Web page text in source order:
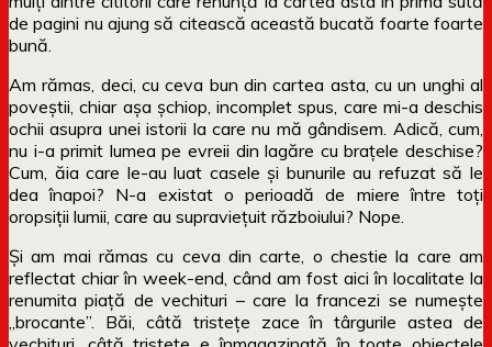
de pagini nu ajung să citească această bucată foarte foarte
bună.
Am rămas, deci, cu ceva bun din cartea asta, cu un unghi al
poveștii, chiar așa șchiop, incomplet spus, care mi-a deschis
ochii asupra unei istorii la care nu mă gândisem. Adică, cum,
nu i-a primit lumea pe evreii din lagăre cu brațele deschise?
Cum, ăia care le-au luat casele și bunurile au refuzat să le
dea înapoi? N-a existat o perioadă de miere între toți
oropsiții lumii, care au supraviețuit războiului? Nope.
Și am mai rămas cu ceva din carte, o chestie la care am
reflectat chiar în week-end, când am fost aici în localitate la
renumita piață de vechituri – care la francezi se numește
„brocante”. Băi, câtă tristețe zace în târgurile astea de